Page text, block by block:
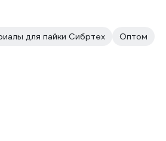
для пайки Сибртех Оптом